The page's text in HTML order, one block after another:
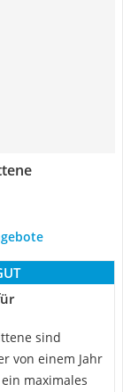
sind
von einem Jahr
maximales